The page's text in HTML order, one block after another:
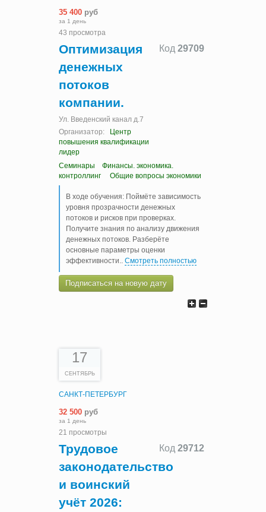
35 400 руб
за 1 день
43 просмотра
Код 29709
Оптимизация
денежных
потоков
компании.
Ул. Введенский канал д.7
Организатор:
Центр
повышения квалификации
лидер
Семинары
Финансы. экономика.
контроллинг
Общие вопросы экономики
В ходе обучения: Поймёте зависимость
уровня прозрачности денежных
потоков и рисков при проверках.
Получите знания по анализу движения
денежных потоков. Разберёте
основные параметры оценки
эффективности.. Смотреть полностью
Подписаться на новую дату
17
СЕНТЯБРЬ
САНКТ-ПЕТЕРБУРГ
32 500 руб
за 1 день
21 просмотры
Код 29712
Трудовое
законодательство
и воинский
учёт 2026: